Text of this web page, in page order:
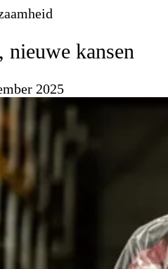
nieuwe kansen
2025